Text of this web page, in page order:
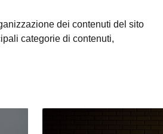
dei contenuti del sito
categorie di contenuti,